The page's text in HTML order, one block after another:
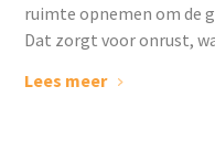
ruimte opnemen om de
Dat zorgt voor onrust,
Lees meer